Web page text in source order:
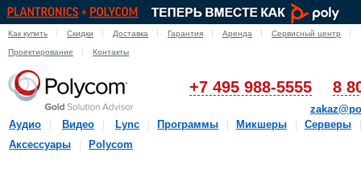
Как купить Скидки Доставка Гарантия Аренда Сервисный центр
Проектирование Контакты
+7 495 988-5555 8
Аудио
Видео Lync Программы Микшеры
Серверы
Аксессуары
Polycom